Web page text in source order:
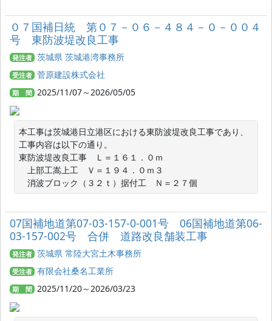
０７国補日統 第０７－０６－４８４－０－００４
号 東防波堤改良工事
発注者 茨城県 茨城港湾事務所
受注者 菅原建設株式会社
期 間 2025/11/07～2026/05/05
本工事は茨城港日立港区における東防波堤改良工事であり、
工事内容は以下の通り。
東防波堤改良工事　Ｌ＝１６１．０ｍ
上部工嵩上工　Ｖ＝１９４．０ｍ３
消波ブロック（３２ｔ）据付工　Ｎ＝２７個
07国補地道第07-03-157-0-001号 06国補地道第06-
03-157-002号 合併 道路改良舗装工事
発注者 茨城県 常陸大宮土木事務所
受注者 有限会社桑名工業所
期 間 2025/11/20～2026/03/23